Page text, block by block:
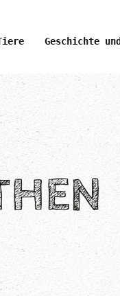
Geschichte